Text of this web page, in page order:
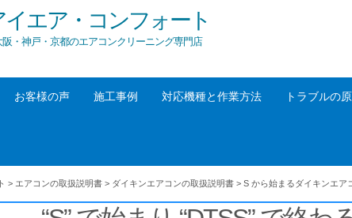
イエア・コンフォート
阪・神戸・京都のエアコンクリーニング専門店
お客様の声 施工事例 対応機種と作業方法 トラブルの
> エアコンの取扱説明書 > ダイキンエアコンの取扱説明書 > S から始まるダイキンエア